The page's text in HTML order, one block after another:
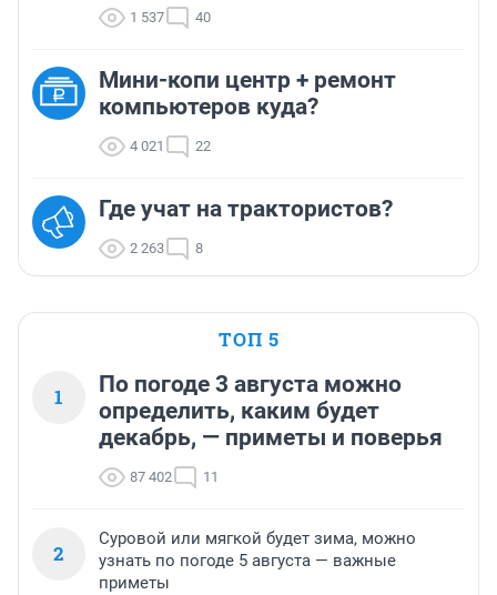
1 537 40
Мини-копи центр + ремонт
компьютеров куда?
4 021 22
Где учат на трактористов?
2 263 8
ТОП 5
1
По погоде 3 августа можно
определить, каким будет
декабрь, — приметы и поверья
87 402 11
2
Суровой или мягкой будет зима, можно
узнать по погоде 5 августа — важные
приметы